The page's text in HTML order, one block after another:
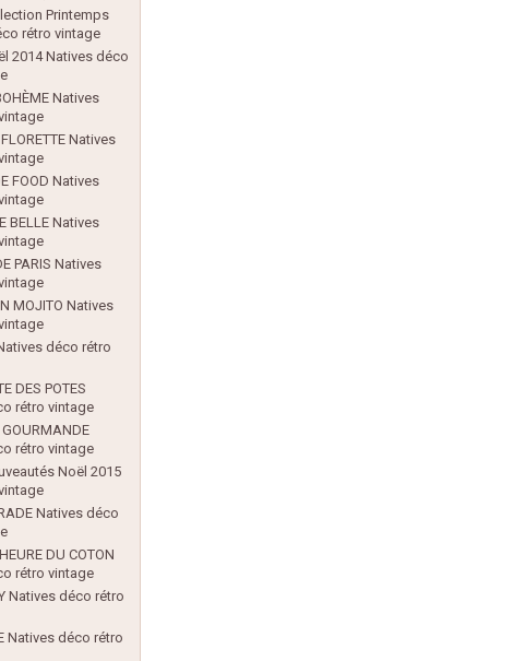
Printemps
rétro vintage
2014 Natives déco
Natives
Natives
FOOD Natives
BELLE Natives
PARIS Natives
MOJITO Natives
déco rétro
DES POTES
rétro vintage
rétro vintage
Noël 2015
Natives déco
DU COTON
rétro vintage
Natives déco rétro
Natives déco rétro